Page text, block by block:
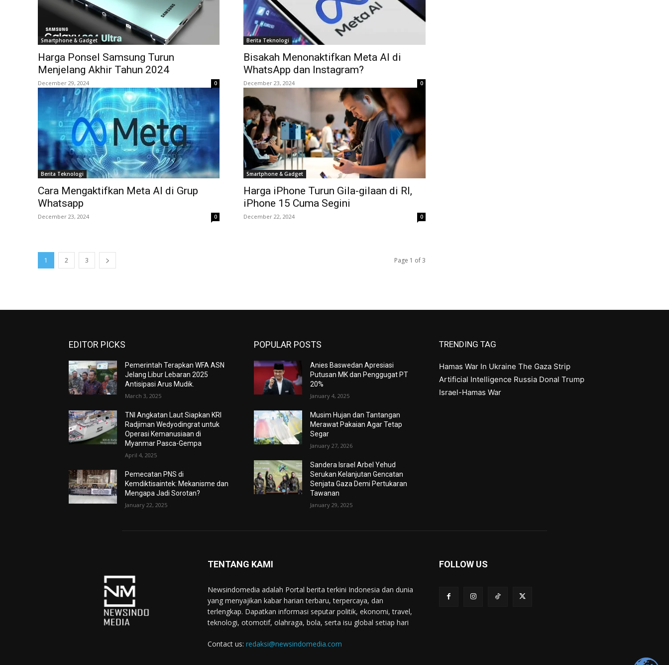
Smartphone & Gadget
Harga Ponsel Samsung Turun
Menjelang Akhir Tahun 2024
December 29, 2024 0
Berita Teknologi
Bisakah Menonaktifkan Meta AI di
WhatsApp dan Instagram?
December 23, 2024 0
Berita Teknologi
Cara Mengaktifkan Meta AI di Grup
Whatsapp
December 23, 2024 0
Smartphone & Gadget
Harga iPhone Turun Gila-gilaan di RI,
iPhone 15 Cuma Segini
December 22, 2024 0
1 2 3 Page 1 of 3
EDITOR PICKS
Pemerintah Terapkan WFA ASN
Jelang Libur Lebaran 2025
Antisipasi Arus Mudik.
March 3, 2025
TNI Angkatan Laut Siapkan KRI
Radjiman Wedyodingrat untuk
Operasi Kemanusiaan di
Myanmar Pasca-Gempa
April 4, 2025
Pemecatan PNS di
Kemdiktisaintek: Mekanisme dan
Mengapa Jadi Sorotan?
January 22, 2025
POPULAR POSTS
Anies Baswedan Apresiasi
Putusan MK dan Penggugat PT
20%
January 4, 2025
Musim Hujan dan Tantangan
Merawat Pakaian Agar Tetap
Segar
January 27, 2026
Sandera Israel Arbel Yehud
Serukan Kelanjutan Gencatan
Senjata Gaza Demi Pertukaran
Tawanan
January 29, 2025
TRENDING TAG
Hamas War In Ukraine The Gaza Strip
Artificial Intelligence Russia Donal Trump
Israel-Hamas War
TENTANG KAMI
Newsindomedia adalah Portal berita terkini Indonesia dan dunia
yang menyajikan kabar harian terbaru, terpercaya, dan
terlengkap. Dapatkan informasi seputar politik, ekonomi, travel,
teknologi, otomotif, olahraga, bola, serta isu global setiap hari
Contact us: redaksi@newsindomedia.com
FOLLOW US